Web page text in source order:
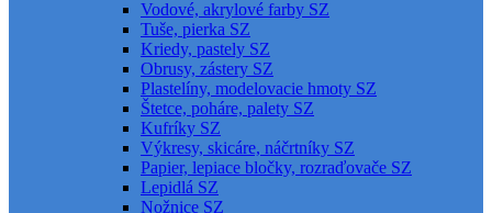
Vodové, akrylové farby SZ
Tuše, pierka SZ
Kriedy, pastely SZ
Obrusy, zástery SZ
Plastelíny, modelovacie hmoty SZ
Štetce, poháre, palety SZ
Kufríky SZ
Výkresy, skicáre, náčrtníky SZ
Papier, lepiace bločky, rozraďovače SZ
Lepidlá SZ
Nožnice SZ